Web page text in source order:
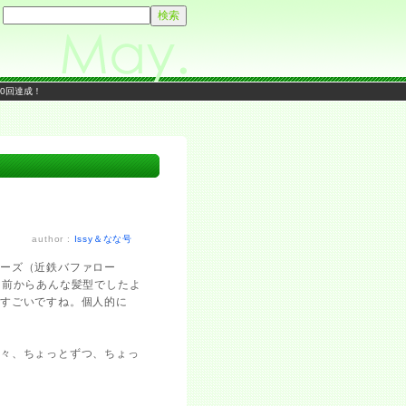
回達成！
author : Issy＆なな号
ズ（近鉄バファロー
からあんな髪型でしたよ
ごいですね。個人的に
、ちょっとずつ、ちょっ